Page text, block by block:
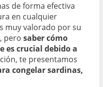
de forma efectiva
en cualquier
muy valorado por su
pero saber cómo
es crucial debido a
te presentamos
congelar sardinas,